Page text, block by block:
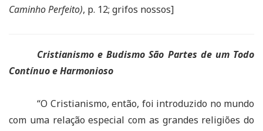
Caminho Perfeito), p. 12; grifos nossos]
Cristianismo e Budismo São Partes de um Todo
Contínuo e Harmonioso
“O Cristianismo, então, foi introduzido no mundo
com uma relação especial com as grandes religiões do